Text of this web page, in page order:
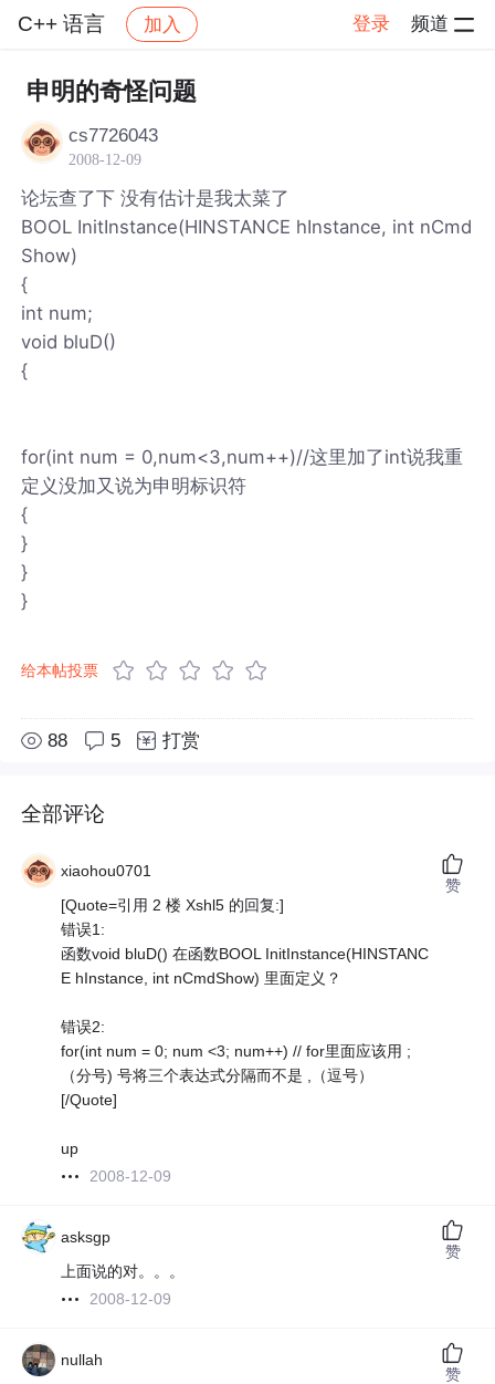
C++ 语言 加入 登录 频道
社区 C++ 语言
申明的奇怪问题
cs7726043
2008-12-09
论坛查了下 没有估计是我太菜了
BOOL InitInstance(HINSTANCE hInstance, int nCmd
Show)
{
int num;
void bluD()
{
for(int num = 0,num<3,num++)//这里加了int说我重
定义没加又说为申明标识符
{
}
}
}
给本帖投票
88 5 打赏
全部评论
xiaohou0701
[Quote=引用 2 楼 Xshl5 的回复:]
错误1:
函数void bluD() 在函数BOOL InitInstance(HINSTANC
E hInstance, int nCmdShow) 里面定义？
错误2:
for(int num = 0; num <3; num++) // for里面应该用 ;
（分号) 号将三个表达式分隔而不是 ,（逗号）
[/Quote]
up
2008-12-09
赞
asksgp
上面说的对。。。
2008-12-09
赞
nullah
赞